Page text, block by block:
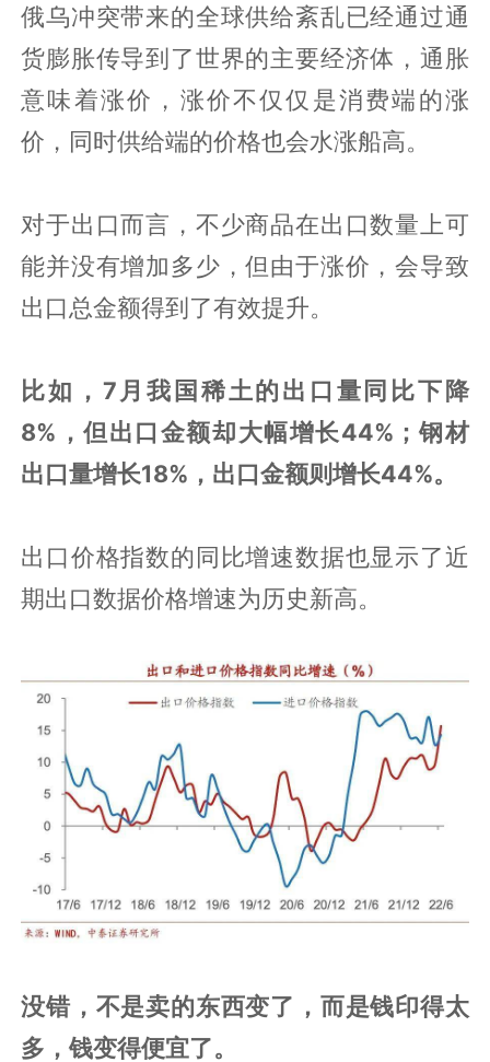
俄乌冲突带来的全球供给紊乱已经通过通
货膨胀传导到了世界的主要经济体，通胀
意味着涨价，涨价不仅仅是消费端的涨
价，同时供给端的价格也会水涨船高。
对于出口而言，不少商品在出口数量上可
能并没有增加多少，但由于涨价，会导致
出口总金额得到了有效提升。
比如，7月我国稀土的出口量同比下降
8%，但出口金额却大幅增长44%；钢材
出口量增长18%，出口金额则增长44%。
出口价格指数的同比增速数据也显示了近
期出口数据价格增速为历史新高。
没错，不是卖的东西变了，而是钱印得太
多，钱变得便宜了。